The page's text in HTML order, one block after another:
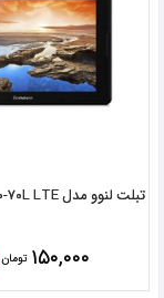
۱۵۰,۰۰۰ تومان